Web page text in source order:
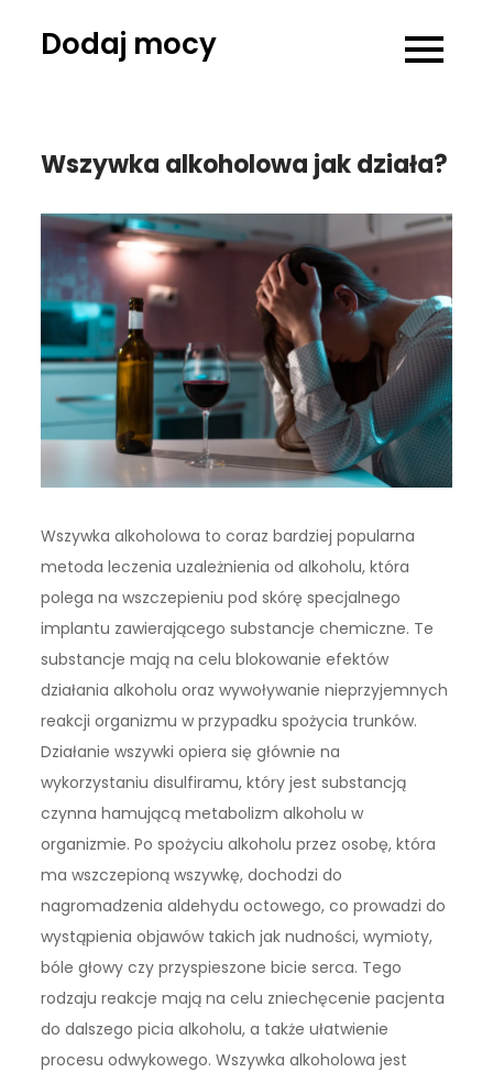
Dodaj mocy
Wszywka alkoholowa jak działa?
Wszywka alkoholowa to coraz bardziej popularna
metoda leczenia uzależnienia od alkoholu, która
polega na wszczepieniu pod skórę specjalnego
implantu zawierającego substancje chemiczne. Te
substancje mają na celu blokowanie efektów
działania alkoholu oraz wywoływanie nieprzyjemnych
reakcji organizmu w przypadku spożycia trunków.
Działanie wszywki opiera się głównie na
wykorzystaniu disulfiramu, który jest substancją
czynna hamującą metabolizm alkoholu w
organizmie. Po spożyciu alkoholu przez osobę, która
ma wszczepioną wszywkę, dochodzi do
nagromadzenia aldehydu octowego, co prowadzi do
wystąpienia objawów takich jak nudności, wymioty,
bóle głowy czy przyspieszone bicie serca. Tego
rodzaju reakcje mają na celu zniechęcenie pacjenta
do dalszego picia alkoholu, a także ułatwienie
procesu odwykowego. Wszywka alkoholowa jest